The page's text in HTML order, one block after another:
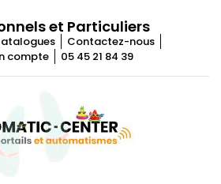
et Particuliers
Contactez-nous
compte
05 45 21 84 39